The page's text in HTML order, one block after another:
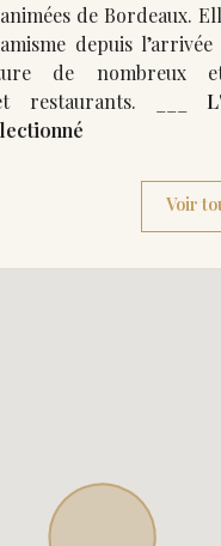
de Bordeaux.
depuis
de nombreux
Voir